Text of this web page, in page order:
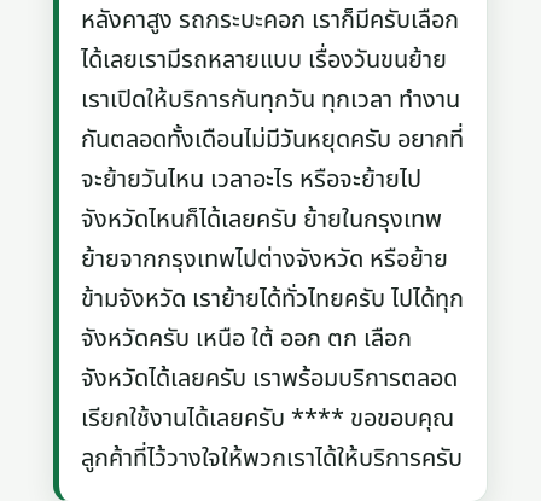
หลังคาสูง รถกระบะคอก เราก็มีครับเลือก
ได้เลยเรามีรถหลายแบบ เรื่องวันขนย้าย
เราเปิดให้บริการกันทุกวัน ทุกเวลา ทำงาน
กันตลอดทั้งเดือนไม่มีวันหยุดครับ อยากที่
จะย้ายวันไหน เวลาอะไร หรือจะย้ายไป
จังหวัดไหนก็ได้เลยครับ ย้ายในกรุงเทพ
ย้ายจากกรุงเทพไปต่างจังหวัด หรือย้าย
ข้ามจังหวัด เราย้ายได้ทั่วไทยครับ ไปได้ทุก
จังหวัดครับ เหนือ ใต้ ออก ตก เลือก
จังหวัดได้เลยครับ เราพร้อมบริการตลอด
เรียกใช้งานได้เลยครับ **** ขอขอบคุณ
ลูกค้าที่ไว้วางใจให้พวกเราได้ให้บริการครับ